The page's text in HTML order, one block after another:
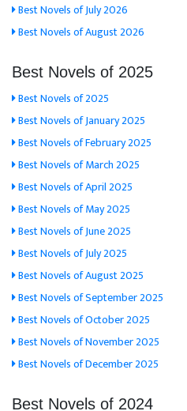
Best Novels of July 2026
Best Novels of August 2026
Best Novels of 2025
Best Novels of 2025
Best Novels of January 2025
Best Novels of February 2025
Best Novels of March 2025
Best Novels of April 2025
Best Novels of May 2025
Best Novels of June 2025
Best Novels of July 2025
Best Novels of August 2025
Best Novels of September 2025
Best Novels of October 2025
Best Novels of November 2025
Best Novels of December 2025
Best Novels of 2024